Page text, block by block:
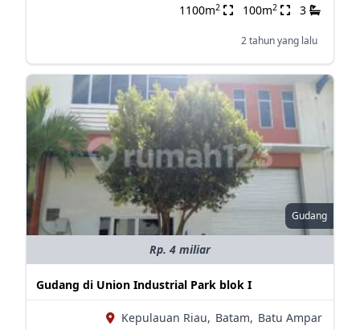
1100m2 100m2 3
2 tahun yang lalu
Gudang
Rp. 4 miliar
Gudang di Union Industrial Park blok I
Kepulauan Riau, Batam, Batu Ampar